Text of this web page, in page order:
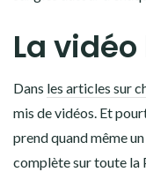
La
Dans les articles sur
mis de vidéos. Et
prend quand même
complète sur toute la